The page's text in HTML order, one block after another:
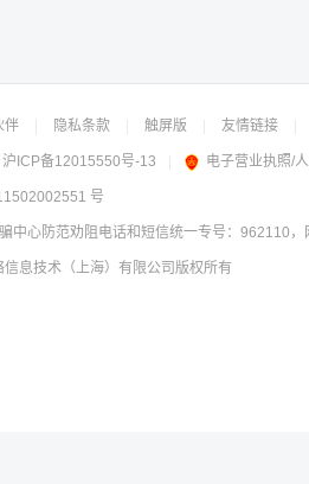
伴 隐私条款 触屏版 友情链接
沪ICP备12015550号-13 电子营业执照/
号
中心防范劝阻电话和短信统一专号：962110
息技术（上海）有限公司 版权所有